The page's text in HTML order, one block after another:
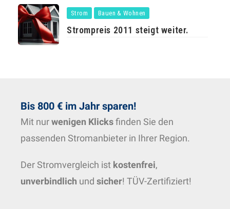
Strom Bauen & Wohnen
Strompreis 2011 steigt weiter.
Bis 800 € im Jahr sparen!
Mit nurwenigen Klicksfinden Sie den
passenden Stromanbieter in Ihrer Region.
Der Stromvergleich ist kostenfrei,
unverbindlich und sicher! TÜV-Zertifiziert!